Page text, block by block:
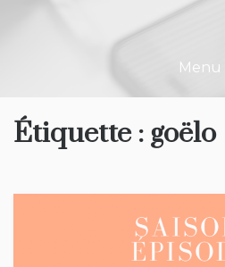
Menu
Étiquette : goëlo